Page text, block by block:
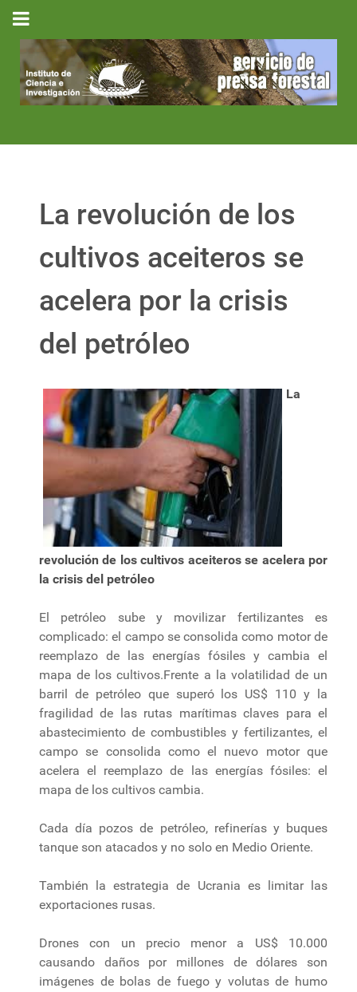
La revolución de los
cultivos aceiteros se
acelera por la crisis
del petróleo
La
revolución de los cultivos aceiteros se acelera por
la crisis del petróleo
El petróleo sube y movilizar fertilizantes es
complicado: el campo se consolida como motor de
reemplazo de las energías fósiles y cambia el
mapa de los cultivos.Frente a la volatilidad de un
barril de petróleo que superó los US$ 110 y la
fragilidad de las rutas marítimas claves para el
abastecimiento de combustibles y fertilizantes, el
campo se consolida como el nuevo motor que
acelera el reemplazo de las energías fósiles: el
mapa de los cultivos cambia.
Cada día pozos de petróleo, refinerías y buques
tanque son atacados y no solo en Medio Oriente.
También la estrategia de Ucrania es limitar las
exportaciones rusas.
Drones con un precio menor a US$ 10.000
causando daños por millones de dólares son
imágenes de bolas de fuego y volutas de humo